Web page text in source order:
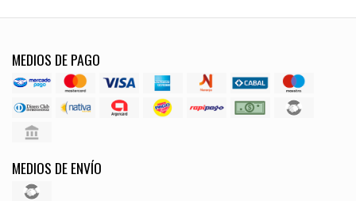
MEDIOS DE PAGO
MEDIOS DE ENVÍO